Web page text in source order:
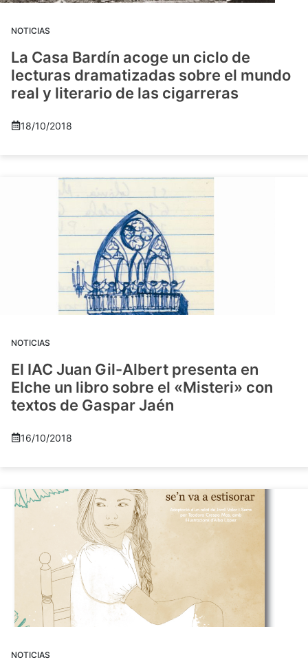
NOTICIAS
La Casa Bardín acoge un ciclo de
lecturas dramatizadas sobre el mundo
real y literario de las cigarreras
18/10/2018
NOTICIAS
El IAC Juan Gil-Albert presenta en
Elche un libro sobre el «Misteri» con
textos de Gaspar Jaén
16/10/2018
NOTICIAS